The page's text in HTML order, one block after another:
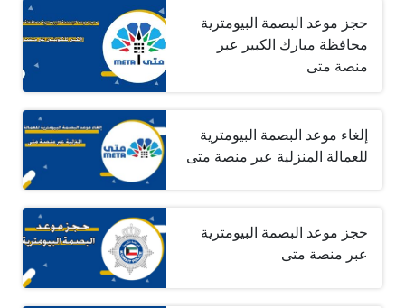
حجز موعد البصمة البيومترية
محافظة مبارك الكبير عبر
منصة متى
إلغاء موعد البصمة البيومترية
للعمالة المنزلية عبر منصة متى
حجز موعد البصمة البيومترية
عبر منصة متى